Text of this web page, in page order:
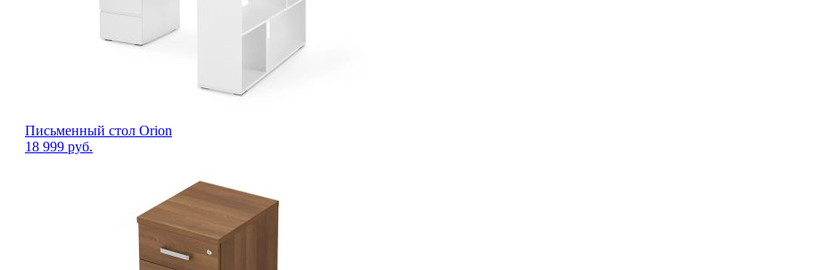
Письменный стол Orion
18 999 руб.